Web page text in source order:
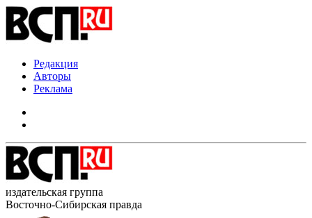
Редакция
Авторы
Реклама
издательская группа
Восточно-Сибирская правда